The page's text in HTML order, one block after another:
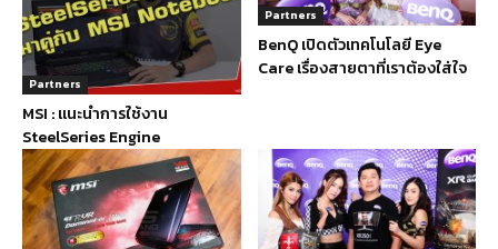
Partners
MSI : แนะนำการใช้งาน
SteelSeries Engine
Partners
BenQ เปิดตัวเทคโนโลยี Eye
Care เรื่องสายตาที่เราต้องใส่ใจ